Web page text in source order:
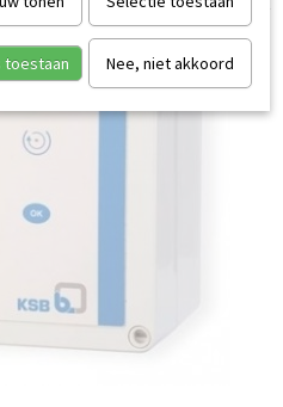
toestaan Nee, niet akkoord